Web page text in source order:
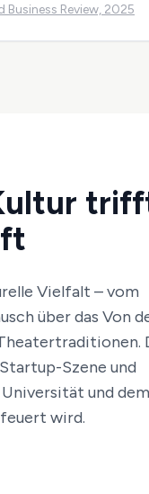
Business Review, 2025
Vielfalt – vom
über das Von
Szene und
und dem
wird.